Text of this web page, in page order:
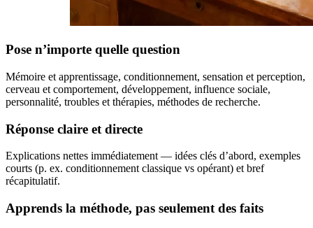
Pose n’importe quelle question
Mémoire et apprentissage, conditionnement, sensation et perception,
cerveau et comportement, développement, influence sociale,
personnalité, troubles et thérapies, méthodes de recherche.
Réponse claire et directe
Explications nettes immédiatement — idées clés d’abord, exemples
courts (p. ex. conditionnement classique vs opérant) et bref
récapitulatif.
Apprends la méthode, pas seulement des faits